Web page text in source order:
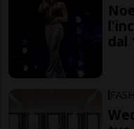
dal